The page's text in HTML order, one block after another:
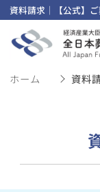
資料請求｜【公式】
ホーム 資料